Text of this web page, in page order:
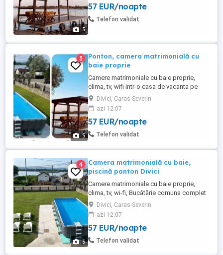
5
cu ceaun, dus solar, terasa este acoperită,
exista tv, chiuveta. Șezlonguri, hamac, ...
57 EUR/noapte
Telefon validat
5
3
Ponton, camera matrimonială cu
baie proprie
Camere matrimoniale cu baie proprie,
clima, tv, wifi intr-o casa de vacanta pe
Clisura Dunării Bucătărie comuna complet
utilata. Living spațios cu tv În curte aveți la
dispoziție: PISCINA gratar cu ceaun, dus
solar, leagan, tobogan terasa este
acoperită, exista tv, chiuveta. Șezlonguri,
Divici, Caras-Severin
azi 12:07
57 EUR/noapte
Telefon validat
5
4
Camera matrimonială cu baie,
piscină ponton Divici
Camere matrimoniale cu baie proprie,
clima, tv, wi-fi, Bucătărie comuna complet
utilata. Living spațios cu tv, clima, șemineu
În curte aveți la dispoziție: PISCINĂ gratar
cu ceaun, dus solar, terasa este acoperită,
exista tv, chiuveta. Șezlonguri, hamac,
biciclete, masa ping-Pong, remmy, șah.
Divici, Caras-Severin
azi 12:07
57 EUR/noapte
Telefon validat